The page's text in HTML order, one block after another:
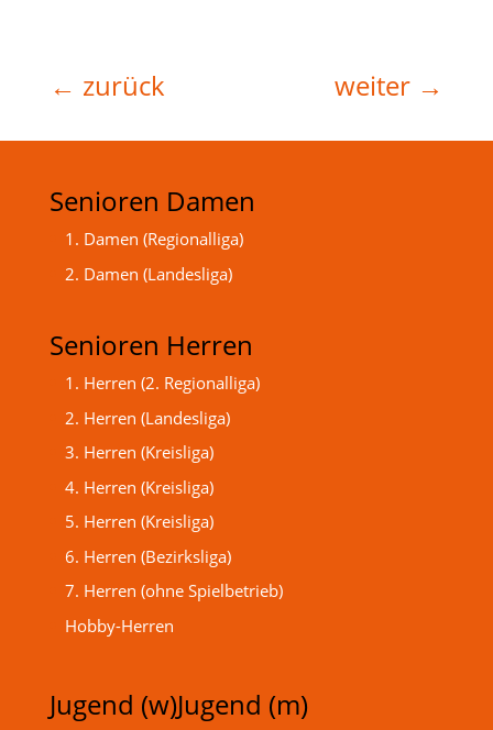
← zurück weiter →
Senioren Damen
1. Damen (Regionalliga)
2. Damen (Landesliga)
Senioren Herren
1. Herren (2. Regionalliga)
2. Herren (Landesliga)
3. Herren (Kreisliga)
4. Herren (Kreisliga)
5. Herren (Kreisliga)
6. Herren (Bezirksliga)
7. Herren (ohne Spielbetrieb)
Hobby-Herren
Jugend (w)Jugend (m)